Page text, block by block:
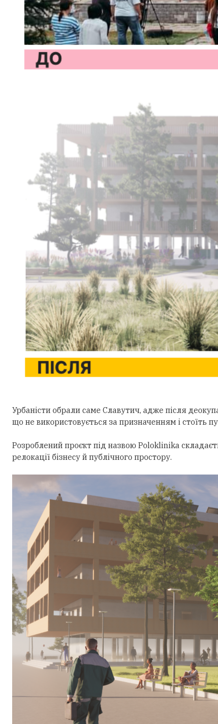
Урбаністи обрали саме Славутич, адже після
що не використовується за призначенням і стоїть
Розроблений проєкт під назвою Poloklinika
релокації бізнесу й публічного простору.